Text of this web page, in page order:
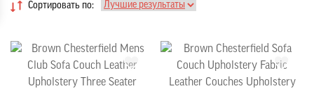
Сортировать по: